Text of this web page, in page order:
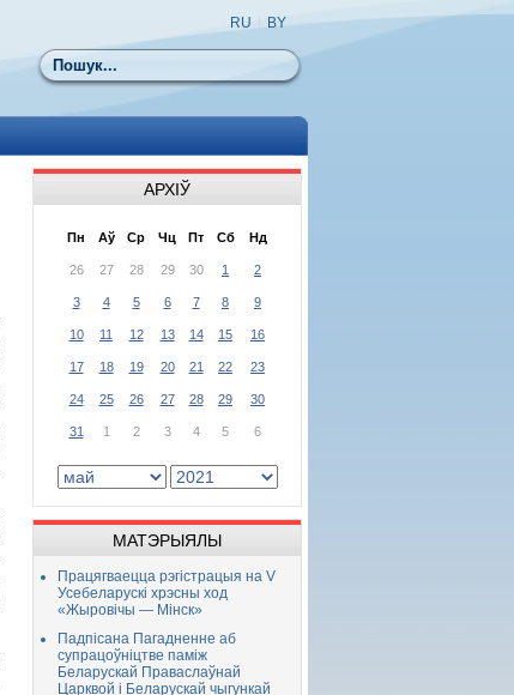
Пошук
RU BY
АРХІЎ
Пн Аў Ср Чц Пт Сб Нд
26 27 28 29 30 1 2
3 4 5 6 7 8 9
10 11 12 13 14 15 16
17 18 19 20 21 22 23
24 25 26 27 28 29 30
31 1 2 3 4 5 6
МАТЭРЫЯЛЫ
Працягваецца рэгістрацыя на V
Усебеларускі хрэсны ход
«Жыровічы — Мінск»
Падпісана Пагадненне аб
супрацоўніцтве паміж
Беларускай Праваслаўнай
Царквой і Беларускай чыгункай